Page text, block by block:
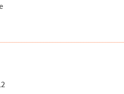
l'objectif